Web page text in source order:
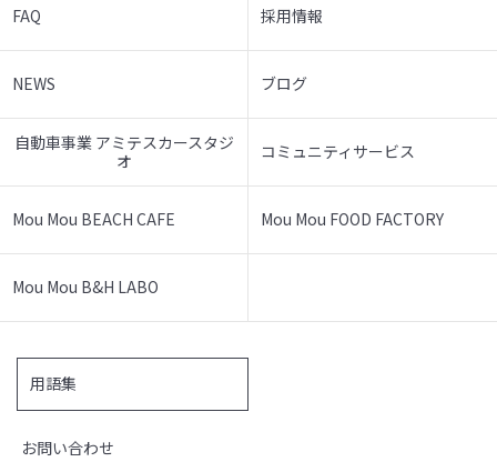
FAQ 採用情報
NEWS ブログ
自動車事業 アミテスカースタジ
オ
コミュニティサービス
Mou Mou BEACH CAFE Mou Mou FOOD FACTORY
Mou Mou B&H LABO
用語集
お問い合わせ